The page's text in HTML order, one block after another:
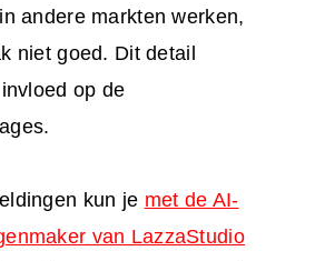
andere markten werken,
niet goed. Dit detail
op de
kun je met de AI-
van LazzaStudio